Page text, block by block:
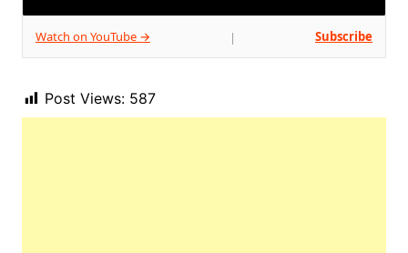
Watch on YouTube → | Subscribe
Post Views: 587